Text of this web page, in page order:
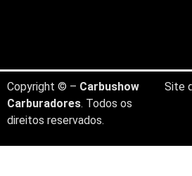
Copyright © – Carbushow
Carburadores. Todos os
direitos reservados.
Site